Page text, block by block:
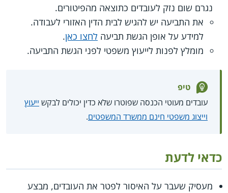
נגרם שום נזק לעובדים כתוצאה מהפיטורים.
את התביעה יש להגיש לבית הדין האזורי לעבודה.
למידע על אופן הגשת תביעה לחצו כאן.
מומלץ לפנות לייעוץ משפטי לפני הגשת התביעה.
טיפ
עובדים מעוטי הכנסה שפוטרו שלא כדין יכולים לבקש ייעוץ
וייצוג משפטי חינם ממשרד המשפטים.
כדאי לדעת
מעסיק שעבר על האיסור לפטר את העובדים, מבצע